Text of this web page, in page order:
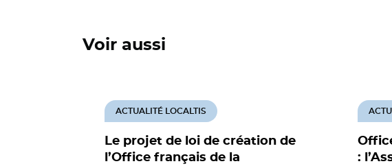
Voir aussi
Le projet de loi de création de
l’Office français de la
ACTUALITÉ LOCALTIS
: